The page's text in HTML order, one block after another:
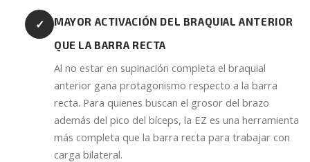
✓
MAYOR ACTIVACIÓN DEL BRAQUIAL ANTERIOR
QUE LA BARRA RECTA
Al no estar en supinación completa el braquial
anterior gana protagonismo respecto a la barra
recta. Para quienes buscan el grosor del brazo
además del pico del bíceps, la EZ es una herramienta
más completa que la barra recta para trabajar con
carga bilateral.